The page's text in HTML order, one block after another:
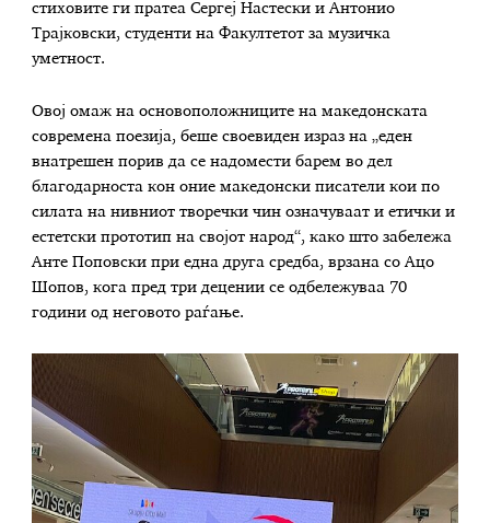
стиховите ги пратеа Сергеј Настески и Антонио
Трајковски, студенти на Факултетот за музичка
уметност.
Овој омаж на основоположниците на македонската
современа поезија, беше своевиден израз на „еден
внатрешен порив да се надомести барем во дел
благодарноста кон оние македонски писатели кои по
силата на нивниот творечки чин означуваат и етички и
естетски прототип на својот народ“, како што забележа
Анте Поповски при една друга средба, врзана со Ацо
Шопов, кога пред три децении се одбележуваа 70
години од неговото раѓање.